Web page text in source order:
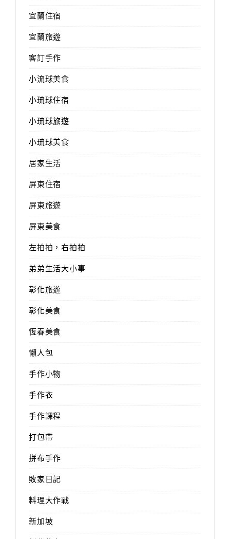
宜蘭住宿
宜蘭旅遊
客訂手作
小流球美食
小琉球住宿
小琉球旅遊
小琉球美食
居家生活
屏東住宿
屏東旅遊
屏東美食
左拍拍，右拍拍
弟弟生活大小事
彰化旅遊
彰化美食
恆春美食
懶人包
手作小物
手作衣
手作課程
打包帶
拼布手作
敗家日記
料理大作戰
新加坡